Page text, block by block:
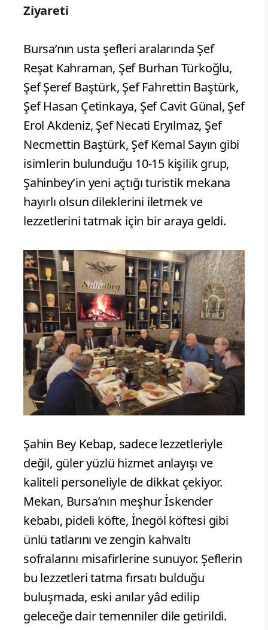
Ziyareti
Bursa’nın usta şefleri aralarında Şef
Reşat Kahraman, Şef Burhan Türkoğlu,
Şef Şeref Baştürk, Şef Fahrettin Baştürk,
Şef Hasan Çetinkaya, Şef Cavit Günal, Şef
Erol Akdeniz, Şef Necati Eryılmaz, Şef
Necmettin Baştürk, Şef Kemal Sayın gibi
isimlerin bulunduğu 10-15 kişilik grup,
Şahinbey’in yeni açtığı turistik mekana
hayırlı olsun dileklerini iletmek ve
lezzetlerini tatmak için bir araya geldi.
Şahin Bey Kebap, sadece lezzetleriyle
değil, güler yüzlü hizmet anlayışı ve
kaliteli personeliyle de dikkat çekiyor.
Mekan, Bursa’nın meşhur İskender
kebabı, pideli köfte, İnegöl köftesi gibi
ünlü tatlarını ve zengin kahvaltı
sofralarını misafirlerine sunuyor. Şeflerin
bu lezzetleri tatma fırsatı bulduğu
buluşmada, eski anılar yâd edilip
geleceğe dair temenniler dile getirildi.